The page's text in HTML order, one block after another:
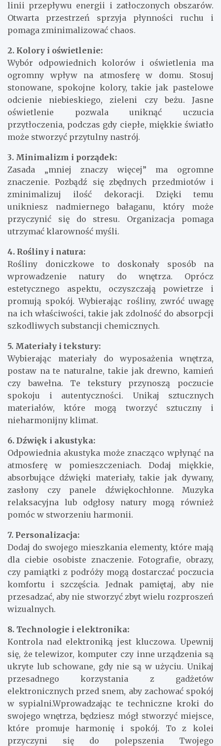
linii przepływu energii i zatłoczonych obszarów.
Otwarta przestrzeń sprzyja płynności ruchu i
pomaga zminimalizować chaos.
2. Kolory i oświetlenie:
Wybór odpowiednich kolorów i oświetlenia ma
ogromny wpływ na atmosferę w domu. Stosuj
stonowane, spokojne kolory, takie jak pastelowe
odcienie niebieskiego, zieleni czy beżu. Jasne
oświetlenie pozwala uniknąć uczucia
przytłoczenia, podczas gdy ciepłe, miękkie światło
może stworzyć przytulny nastrój.
3. Minimalizm i porządek:
Zasada „mniej znaczy więcej” ma ogromne
znaczenie. Pozbądź się zbędnych przedmiotów i
zminimalizuj ilość dekoracji. Dzięki temu
unikniesz nadmiernego bałaganu, który może
przyczynić się do stresu. Organizacja pomaga
utrzymać klarowność myśli.
4. Rośliny i natura:
Rośliny doniczkowe to doskonały sposób na
wprowadzenie natury do wnętrza. Oprócz
estetycznego aspektu, oczyszczają powietrze i
promują spokój. Wybierając rośliny, zwróć uwagę
na ich właściwości, takie jak zdolność do absorpcji
szkodliwych substancji chemicznych.
5. Materiały i tekstury:
Wybierając materiały do wyposażenia wnętrza,
postaw na te naturalne, takie jak drewno, kamień
czy bawełna. Te tekstury przynoszą poczucie
spokoju i autentyczności. Unikaj sztucznych
materiałów, które mogą tworzyć sztuczny i
nieharmonijny klimat.
6. Dźwięk i akustyka:
Odpowiednia akustyka może znacząco wpłynąć na
atmosferę w pomieszczeniach. Dodaj miękkie,
absorbujące dźwięki materiały, takie jak dywany,
zasłony czy panele dźwiękochłonne. Muzyka
relaksacyjna lub odgłosy natury mogą również
pomóc w stworzeniu harmonii.
7. Personalizacja:
Dodaj do swojego mieszkania elementy, które mają
dla ciebie osobiste znaczenie. Fotografie, obrazy,
czy pamiątki z podróży mogą dostarczać poczucia
komfortu i szczęścia. Jednak pamiętaj, aby nie
przesadzać, aby nie stworzyć zbyt wielu rozproszeń
wizualnych.
8. Technologie i elektronika:
Kontrola nad elektroniką jest kluczowa. Upewnij
się, że telewizor, komputer czy inne urządzenia są
ukryte lub schowane, gdy nie są w użyciu. Unikaj
przesadnego korzystania z gadżetów
elektronicznych przed snem, aby zachować spokój
w sypialni.Wprowadzając te techniczne kroki do
swojego wnętrza, będziesz mógł stworzyć miejsce,
które promuje harmonię i spokój. To z kolei
przyczyni się do polepszenia Twojego